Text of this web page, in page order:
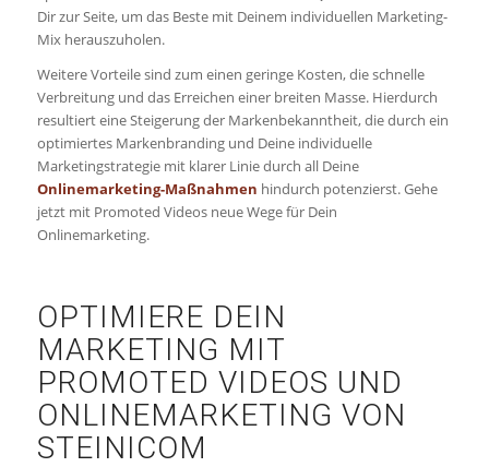
Dir zur Seite, um das Beste mit Deinem individuellen Marketing-
Mix herauszuholen.
Weitere Vorteile sind zum einen geringe Kosten, die schnelle
Verbreitung und das Erreichen einer breiten Masse. Hierdurch
resultiert eine Steigerung der Markenbekanntheit, die durch ein
optimiertes Markenbranding und Deine individuelle
Marketingstrategie mit klarer Linie durch all Deine
Onlinemarketing-Maßnahmen hindurch potenzierst. Gehe
jetzt mit Promoted Videos neue Wege für Dein
Onlinemarketing.
OPTIMIERE DEIN
MARKETING MIT
PROMOTED VIDEOS UND
ONLINEMARKETING VON
STEINICOM